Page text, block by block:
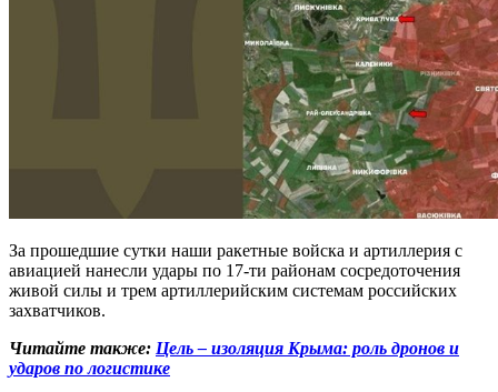
За прошедшие сутки наши ракетные войска и артиллерия с
авиацией нанесли удары по 17-ти районам сосредоточения
живой силы и трем артиллерийским системам российских
захватчиков.
Читайте также: Цель – изоляция Крыма: роль дронов и
ударов по логистике